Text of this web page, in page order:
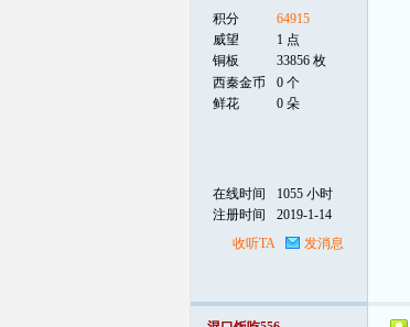
积分
64915
威望
1 点
铜板
33856 枚
西秦金币
0 个
鲜花
0 朵
在线时间
1055 小时
注册时间
2019-1-14
收听TA
发消息